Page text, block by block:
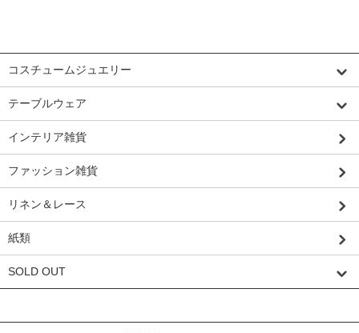
コスチュームジュエリー
テーブルウェア
インテリア雑貨
ファッション雑貨
リネン＆レース
紙類
SOLD OUT